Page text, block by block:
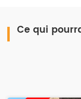
Ce qui